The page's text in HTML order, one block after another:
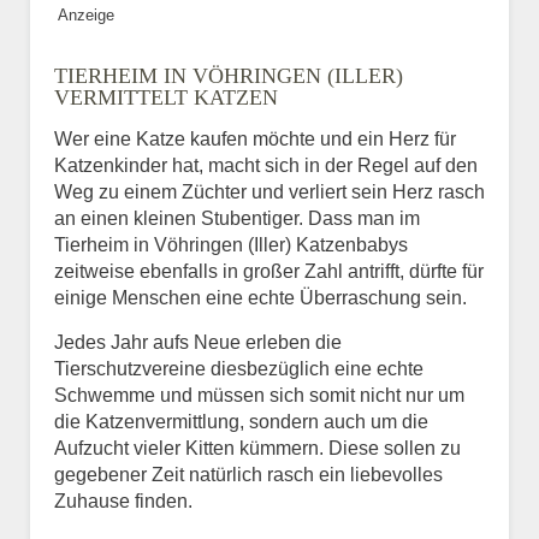
BILD HOCHLADEN
Vermisst seit
Ort des Verschwindens
Anzeige
TIERHEIM IN VÖHRINGEN (ILLER)
VERMITTELT KATZEN
Wer eine Katze kaufen möchte und ein Herz für
Katzenkinder hat, macht sich in der Regel auf den
Weg zu einem Züchter und verliert sein Herz rasch
an einen kleinen Stubentiger. Dass man im
Tierheim in Vöhringen (Iller) Katzenbabys
zeitweise ebenfalls in großer Zahl antrifft, dürfte für
einige Menschen eine echte Überraschung sein.
Jedes Jahr aufs Neue erleben die
Tierschutzvereine diesbezüglich eine echte
Schwemme und müssen sich somit nicht nur um
die Katzenvermittlung, sondern auch um die
Aufzucht vieler Kitten kümmern. Diese sollen zu
gegebener Zeit natürlich rasch ein liebevolles
Zuhause finden.